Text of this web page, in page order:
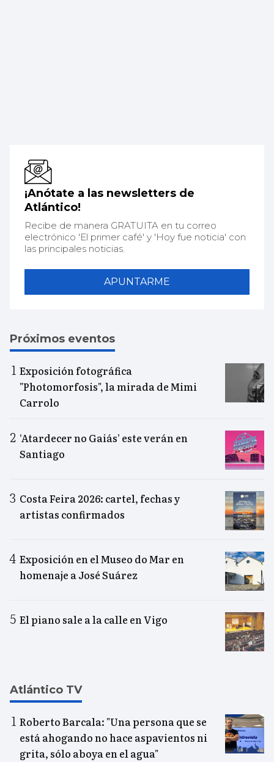
¡Anótate a las newsletters de
Atlántico!
Recibe de manera GRATUITA en tu correo
electrónico 'El primer café' y 'Hoy fue noticia' con
las principales noticias.
APUNTARME
Próximos eventos
Exposición fotográfica
"Photomorfosis", la mirada de Mimi
Carrolo
‘Atardecer no Gaiás’ este verán en
Santiago
Costa Feira 2026: cartel, fechas y
artistas confirmados
Exposición en el Museo do Mar en
homenaje a José Suárez
El piano sale a la calle en Vigo
Atlántico TV
Roberto Barcala: "Una persona que se
está ahogando no hace aspavientos ni
grita, sólo aboya en el agua"